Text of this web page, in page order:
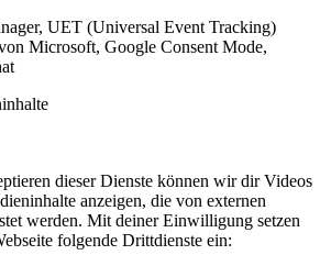
UET (Universal Event Tracking)
Microsoft, Google Consent Mode,
dieser Dienste können wir dir Videos
anzeigen, die von externen
werden. Mit deiner Einwilligung setzen
folgende Drittdienste ein: